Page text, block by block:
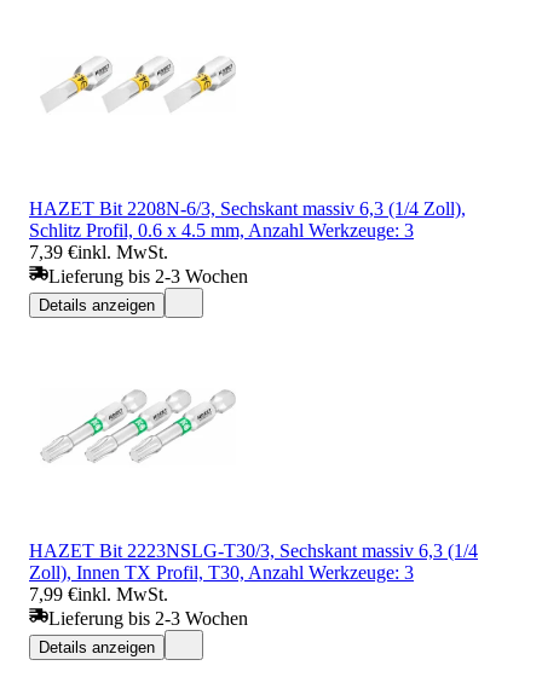
HAZET Bit 2208N-6/3, Sechskant massiv 6,3 (1/4 Zoll),
Schlitz Profil, 0.6 x 4.5 mm, Anzahl Werkzeuge: 3
7,39 €inkl. MwSt.
Lieferung bis 2-3 Wochen
Details anzeigen
HAZET Bit 2223NSLG-T30/3, Sechskant massiv 6,3 (1/4
Zoll), Innen TX Profil, T30, Anzahl Werkzeuge: 3
7,99 €inkl. MwSt.
Lieferung bis 2-3 Wochen
Details anzeigen